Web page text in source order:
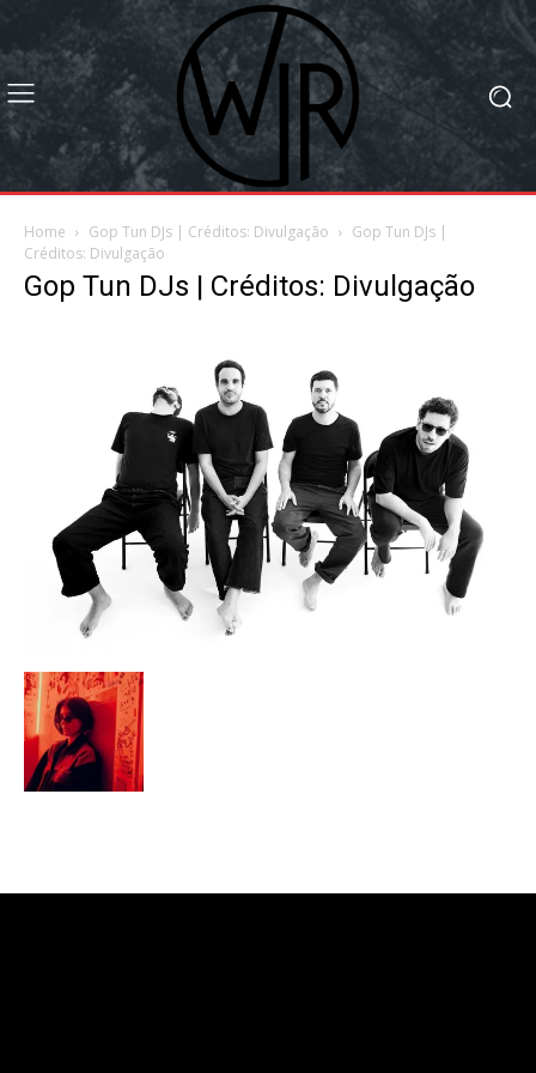
Home Gop Tun DJs | Créditos: Divulgação
Gop Tun DJs |
Créditos: Divulgação
Gop Tun DJs | Créditos: Divulgação